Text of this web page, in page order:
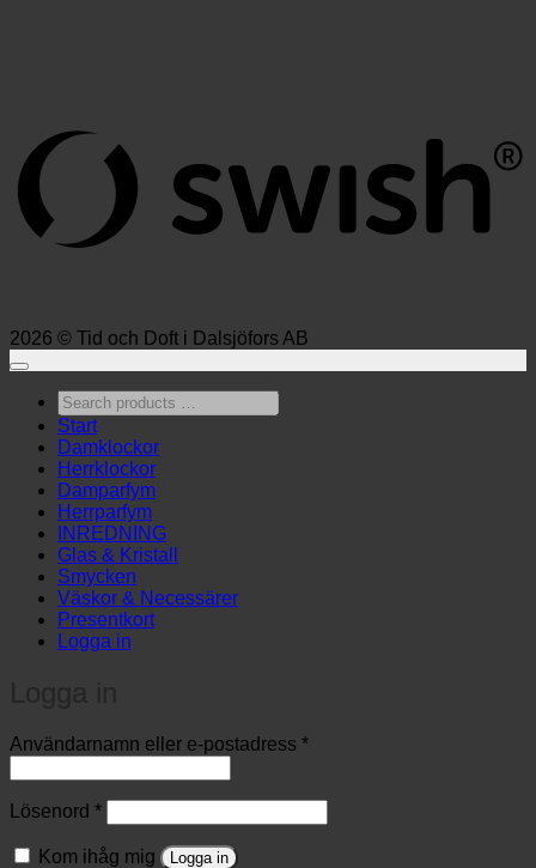
2026 © Tid och Doft i Dalsjöfors AB
Search
products
…
Start
Damklockor
Herrklockor
Damparfym
Herrparfym
INREDNING
Glas & Kristall
Smycken
Väskor & Necessärer
Presentkort
Logga in
Användarnamn eller e-postadress *Obligatoriskt
Lösenord *Obligatoriskt
Kom ihåg mig Logga in